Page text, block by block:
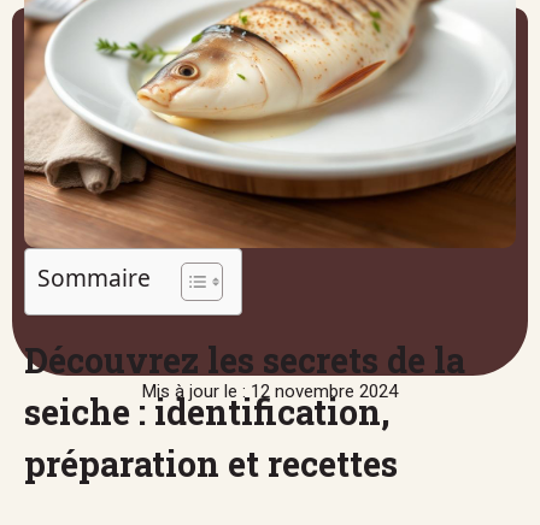
Mis à jour le : 12 novembre 2024
Sommaire
Découvrez les secrets de la
seiche : identification,
préparation et recettes